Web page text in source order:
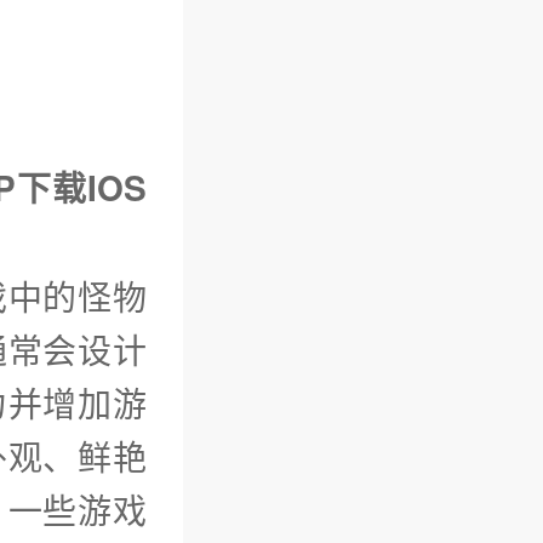
下载IOS
的怪物
会设计
增加游
、鲜艳
些游戏